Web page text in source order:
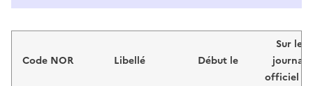
Code NOR Libellé Début le
Sur le
journal
officiel du